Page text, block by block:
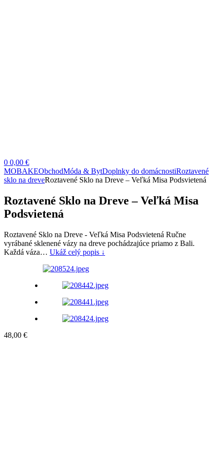
0 0,00 €
MOBAKEObchodMóda & BytDoplnky do domácnostiRoztavené
sklo na dreveRoztavené Sklo na Dreve – Veľká Misa Podsvietená
Roztavené Sklo na Dreve – Veľká Misa
Podsvietená
Roztavené Sklo na Dreve - Veľká Misa Podsvietená Ručne
vyrábané sklenené vázy na dreve pochádzajúce priamo z Bali.
Každá váza… Ukáž celý popis ↓
48,00 €